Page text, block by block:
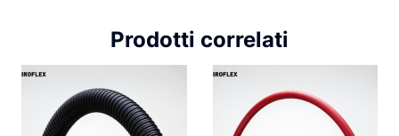
Prodotti correlati